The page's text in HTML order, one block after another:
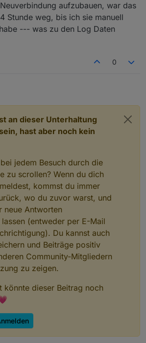
aufzubauen, war das
Stunde weg, bis ich sie manuell
--- was zu den Log Daten
0
an dieser Unterhaltung
hast aber noch kein
jedem Besuch durch die
zu scrollen? Wenn du dich
kommst du immer
wo du zuvor warst, und
neue Antworten
(entweder per E-Mail
Du kannst auch
und Beiträge positiv
Community-Mitgliedern
zu zeigen.
könnte dieser Beitrag noch